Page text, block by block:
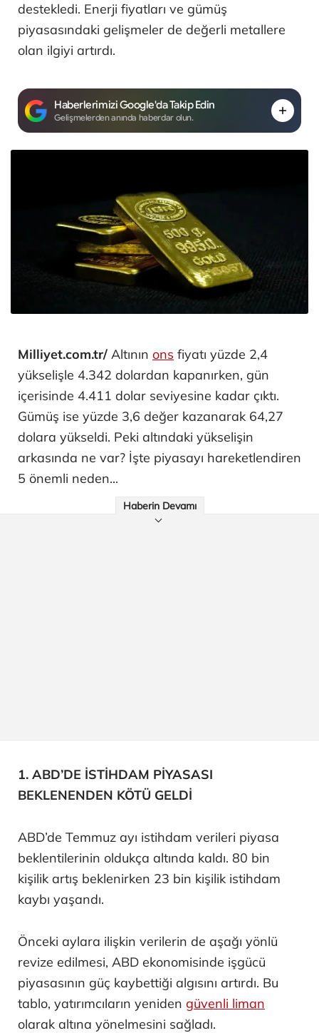
destekledi. Enerji fiyatları ve gümüş
piyasasındaki gelişmeler de değerli metallere
olan ilgiyi artırdı.
Haberlerimizi Google'da Takip Edin
Gelişmelerden anında haberdar olun.
Milliyet.com.tr/ Altının ons fiyatı yüzde 2,4
yükselişle 4.342 dolardan kapanırken, gün
içerisinde 4.411 dolar seviyesine kadar çıktı.
Gümüş ise yüzde 3,6 değer kazanarak 64,27
dolara yükseldi. Peki altındaki yükselişin
arkasında ne var? İşte piyasayı hareketlendiren
5 önemli neden...
Haberin Devamı
1. ABD’DE İSTİHDAM PİYASASI
BEKLENENDEN KÖTÜ GELDİ
ABD’de Temmuz ayı istihdam verileri piyasa
beklentilerinin oldukça altında kaldı. 80 bin
kişilik artış beklenirken 23 bin kişilik istihdam
kaybı yaşandı.
Önceki aylara ilişkin verilerin de aşağı yönlü
revize edilmesi, ABD ekonomisinde işgücü
piyasasının güç kaybettiği algısını artırdı. Bu
tablo, yatırımcıların yeniden güvenli liman
olarak altına yönelmesini sağladı.